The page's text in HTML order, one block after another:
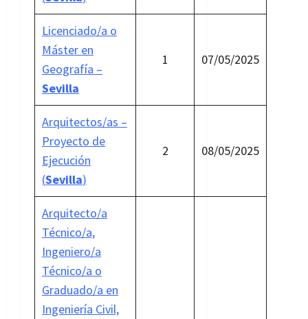
Licenciado/a o
Máster en
Geografía –
Sevilla
1 07/05/2025
Arquitectos/as –
Proyecto de
Ejecución
(Sevilla)
2 08/05/2025
Arquitecto/a
Técnico/a,
Ingeniero/a
Técnico/a o
Graduado/a en
Ingeniería Civil,